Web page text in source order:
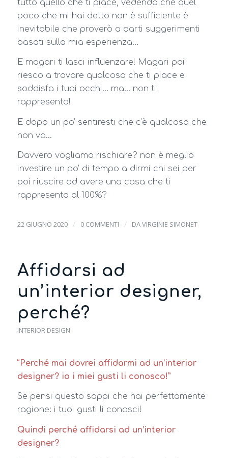
tutto quello che ti piace, vedendo che quel
poco che mi hai detto non è sufficiente è
inevitabile che proverò a darti suggerimenti
basati sulla mia esperienza…
E magari ti lasci influenzare! Magari poi
riesco a trovare qualcosa che ti piace e
soddisfa i tuoi occhi… ma… non ti
rappresenta!
E dopo un po’ sentiresti che c’è qualcosa che
non va…
Davvero vogliamo rischiare? non è meglio
investire un po’ di tempo a dirmi chi sei per
poi riuscire ad avere una casa che ti
rappresenta al 100%?
22 GIUGNO 2020 / 0 COMMENTI / DAVIRGINIE SIMONET
Affidarsi ad
un’interior designer,
perché?
INTERIOR DESIGN
“Perché mai dovrei affidarmi ad un’interior
designer? io i miei gusti li conosco!”
Se pensi questo sappi che hai perfettamente
ragione: i tuoi gusti li conosci!
Quindi perché affidarsi ad un’interior
designer?